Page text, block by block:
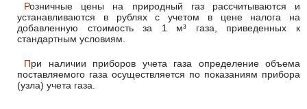
Розничные цены на природный газ рассчитываются и
устанавливаются в рублях с учетом в цене налога на
добавленную стоимость за 1 м³ газа, приведенных к
стандартным условиям.
При наличии приборов учета газа определение объема
поставляемого газа осуществляется по показаниям прибора
(узла) учета газа.